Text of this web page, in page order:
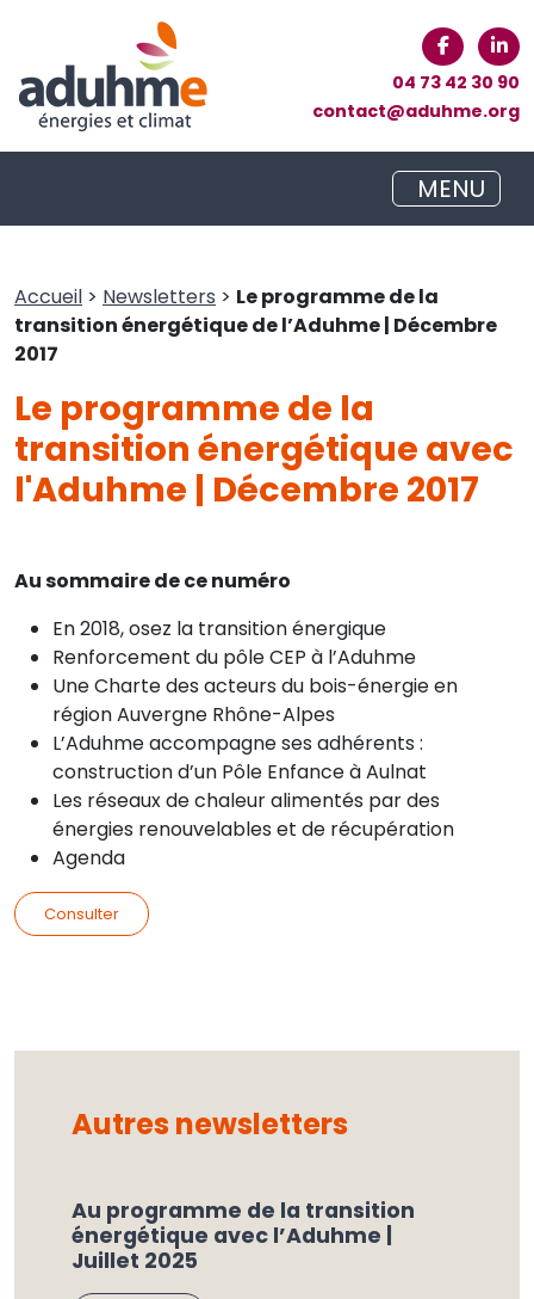
04 73 42 30 90
contact@aduhme.org
MENU
Accueil > Newsletters > Le programme de la
transition énergétique de l’Aduhme | Décembre
2017
Le programme de la
transition énergétique avec
l'Aduhme | Décembre 2017
Au sommaire de ce numéro
En 2018, osez la transition énergique
Renforcement du pôle CEP à l’Aduhme
Une Charte des acteurs du bois-énergie en
région Auvergne Rhône-Alpes
L’Aduhme accompagne ses adhérents :
construction d’un Pôle Enfance à Aulnat
Les réseaux de chaleur alimentés par des
énergies renouvelables et de récupération
Agenda
Consulter
Autres newsletters
Au programme de la transition
énergétique avec l’Aduhme |
Juillet 2025